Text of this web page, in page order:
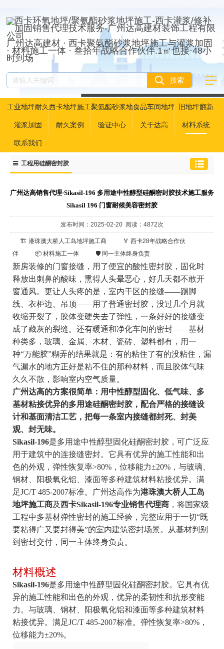
广州达高建材 · 西卡聚氨酯砂浆地坪施工与灌浆加固
· 材料施工一体 · 叁拾年战略合作伙伴.1㎡也接·48小
时到场
工业地坪耐久
性资产管理
西卡地坪施工聚氨酯砂浆地
坪
食品车间地坪 旧地坪翻新
灌浆加固 耐久案例 验证中心 关于达高 材料系统
联系我们
工程用硅酮密封胶
广州达高销售代理·Sikasil-196 多用途中性醇型硅酮密封胶技术施工服务
Sikasil 196 门窗耐候美容密封胶
发布时间：2025-02-20 阅读：4872次
🏗️ 港珠澳大桥人工岛地坪施工商
🏅 西卡28年战略合作伙
伴
📦 材料施工一体 🛡️ 同一主体终身负责
新房装修的门窗接缝，用了便宜的酸性密封胶，固化时
释放出刺鼻的酸味，熏得人头晕恶心，好几天都不敢开
窗通风。更让人头疼的是，室内干区的接缝——踢脚
线、衣柜边、吊顶——用了普通密封胶，没过几个月就
收缩开裂了，胶体变硬失去了弹性，一条好好的接缝变
成了藏灰的裂缝。还有暖通和净化车间的密封——基材
种类多，玻璃、金属、木材、瓷砖、塑料都有，用一
种“万能胶”糊弄的结果就是：有的粘住了有的没粘住，漏
气漏水的地方正好是粘不住的那种材料，而且胶体气味
久久不散，影响室内空气质量。
广州达高的方案很简单：用中性醇型固化、低气味、多
基材粘接优异的多用途硅酮密封胶，配合严格的接缝设
计和基面清洁工艺，把每一条室内接缝都封死、封美
观、封无味。
Sikasil-196是多用途中性醇型固化硅酮密封胶，可广泛应
用于建筑中的连接缝密封。它具有优异的施工性能和出
色的外观，弹性恢复率>80%，位移能力±20%，与玻璃、
钢材、阳极氧化铝、漆面等多种建筑材料粘接优异。满
足JC/T 485-2007标准。广州达高作为港珠澳大桥人工岛
地坪施工商及西卡Sikasil-196专业销售代理商，将国家级
工程中多基材弹性密封的施工经验，完整应用于一切“既
要粘得广又要封得美”的室内建筑密封场景。从基材判别
到密封交付，同一主体终身负责。
材料概述
Sikasil-196是多用途中性醇型固化硅酮密封胶。它具有优
异的施工性能和出色的外观，优异的柔韧性和抗形变能
力。与玻璃、钢材、阳极氧化铝和漆面等多种建筑材料
粘接优异。满足JC/T 485-2007标准。弹性恢复率>80%，
位移能力±20%。